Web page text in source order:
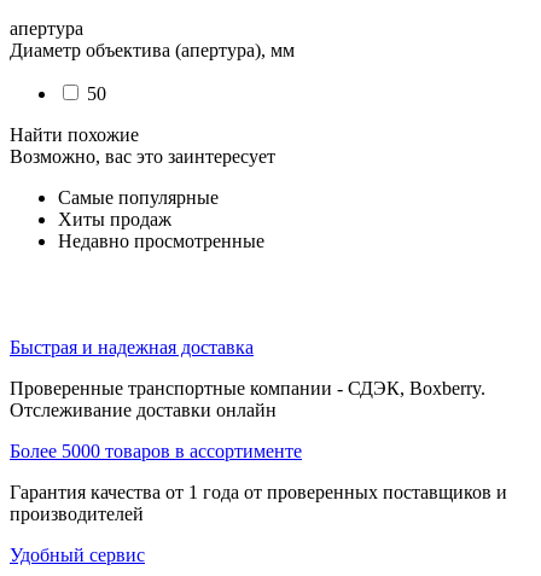
апертура
Диаметр объектива (апертура), мм
50
Найти похожие
Возможно, вас это заинтересует
Самые популярные
Хиты продаж
Недавно просмотренные
Быстрая и надежная доставка
Проверенные транспортные компании - СДЭК, Boxberry.
Отслеживание доставки онлайн
Более 5000 товаров в ассортименте
Гарантия качества от 1 года от проверенных поставщиков и
производителей
Удобный сервис